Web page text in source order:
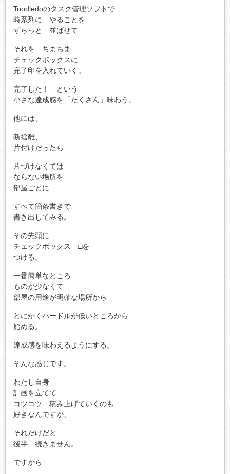
Toodledoのタスク管理ソフトで
時系列に やることを
ずらっと 並ばせて
それを ちまちま
チェックボックスに
完了印を入れていく。
完了した！ という
小さな達成感を「たくさん」味わう。
他には、
断捨離、
片付けだったら
片づけなくては
ならない場所を
部屋ごとに
すべて箇条書きで
書き出してみる。
その先頭に
チェックボックス □を
つける。
一番簡単なところ
ものが少なくて
部屋の用途が明確な場所から
とにかくハードルが低いところから
始める。
達成感を味わえるようにする。
そんな感じです。
わたし自身
計画を立てて
コツコツ 積み上げていくのも
好きなんですが、
それだけだと
後半 続きません。
ですから